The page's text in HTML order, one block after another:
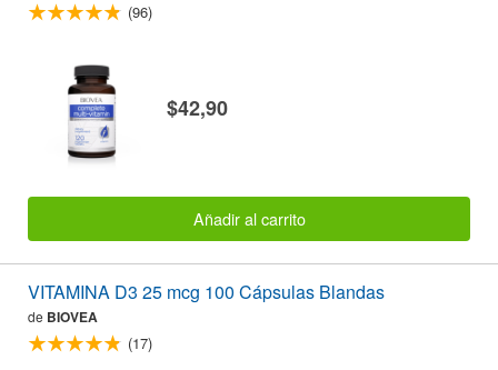
(96)
$42,90
Añadir al carrito
VITAMINA D3 25 mcg 100 Cápsulas Blandas
de BIOVEA
(17)